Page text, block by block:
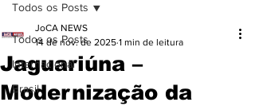
Todos os Posts
Internacional
Brasil
Todos os Posts
Jaguariúna –
Modernização da
JoCA NEWS
14 de nov. de 2025 1 min de leitura